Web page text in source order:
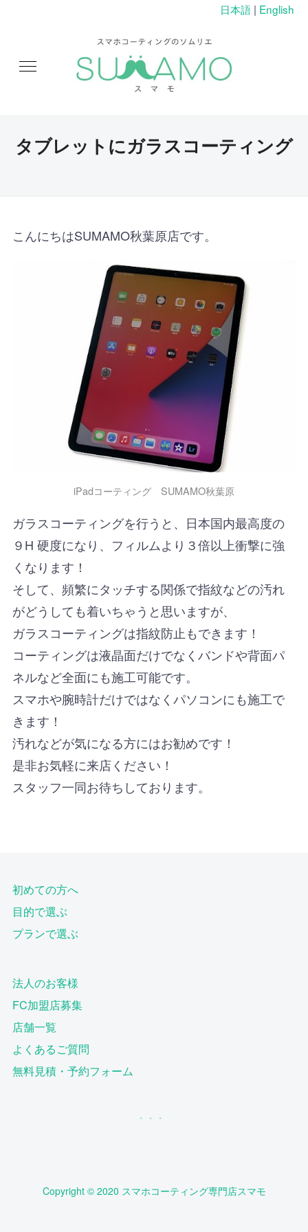
日本語 | English
タブレットにガラスコーティング
こんにちはSUMAMO秋葉原店です。
iPadコーティング SUMAMO秋葉原
ガラスコーティングを行うと、日本国内最高度の
９H 硬度になり、フィルムより３倍以上衝撃に強
くなります！
そして、頻繁にタッチする関係で指紋などの汚れ
がどうしても着いちゃうと思いますが、
ガラスコーティングは指紋防止もできます！
コーティングは液晶面だけでなくバンドや背面パ
ネルなど全面にも施工可能です。
スマホや腕時計だけではなくパソコンにも施工で
きます！
汚れなどが気になる方にはお勧めです！
是非お気軽に来店ください！
スタッフ一同お待ちしております。
初めての方へ
目的で選ぶ
プランで選ぶ
法人のお客様
FC加盟店募集
店舗一覧
よくあるご質問
無料見積・予約フォーム
Copyright © 2020 スマホコーティング専門店スマモ